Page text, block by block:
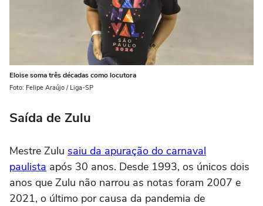
Eloise soma três décadas como locutora
Foto: Felipe Araújo / Liga-SP
Saída de Zulu
Mestre Zulu saiu da apuração do carnaval
paulista após 30 anos. Desde 1993, os únicos dois
anos que Zulu não narrou as notas foram 2007 e
2021, o último por causa da pandemia de